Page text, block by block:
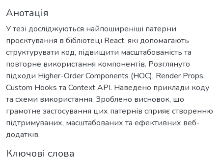
Анотація
У тезі досліджуються найпоширеніші патерни
проєктування в бібліотеці React, які допомагають
структурувати код, підвищити масштабованість та
повторне використання компонентів. Розглянуто
підходи Higher-Order Components (HOC), Render Props,
Custom Hooks та Context API. Наведено приклади коду
та схеми використання. Зроблено висновок, що
грамотне застосування цих патернів сприяє створенню
підтримуваних, масштабованих та ефективних веб-
додатків.
Ключові слова